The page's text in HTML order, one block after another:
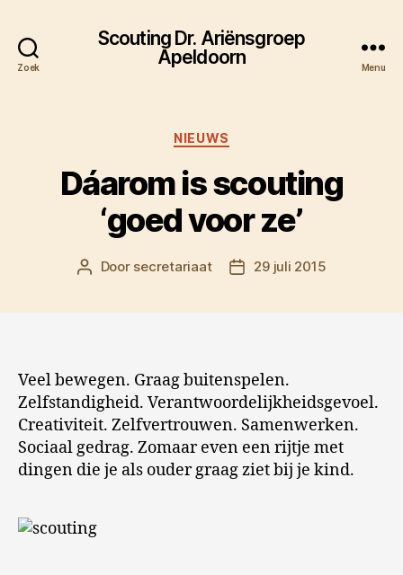
Zoek
Scouting Dr. Ariënsgroep
Apeldoorn
Menu
Categorieën
NIEUWS
Dáarom is scouting
‘goed voor ze’
Berichtauteur
Door secretariaat Berichtdatum
29 juli 2015
Veel bewegen. Graag buitenspelen.
Zelfstandigheid. Verantwoordelijkheidsgevoel.
Creativiteit. Zelfvertrouwen. Samenwerken.
Sociaal gedrag. Zomaar even een rijtje met
dingen die je als ouder graag ziet bij je kind.